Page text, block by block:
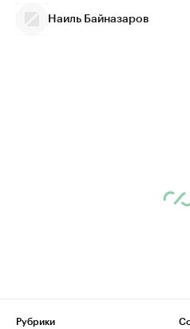
Наиль Байназаров
Рубрики